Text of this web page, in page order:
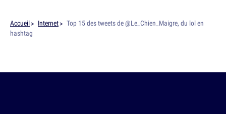
Accueil Internet
Top 15 des tweets de @Le_Chien_Maigre, du lol en
hashtag